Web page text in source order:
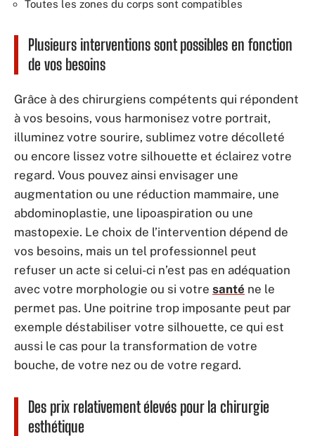
Toutes les zones du corps sont compatibles
Plusieurs interventions sont possibles en fonction
de vos besoins
Grâce à des chirurgiens compétents qui répondent
à vos besoins, vous harmonisez votre portrait,
illuminez votre sourire, sublimez votre décolleté
ou encore lissez votre silhouette et éclairez votre
regard. Vous pouvez ainsi envisager une
augmentation ou une réduction mammaire, une
abdominoplastie, une lipoaspiration ou une
mastopexie. Le choix de l’intervention dépend de
vos besoins, mais un tel professionnel peut
refuser un acte si celui-ci n’est pas en adéquation
avec votre morphologie ou si votre santé ne le
permet pas. Une poitrine trop imposante peut par
exemple déstabiliser votre silhouette, ce qui est
aussi le cas pour la transformation de votre
bouche, de votre nez ou de votre regard.
Des prix relativement élevés pour la chirurgie
esthétique